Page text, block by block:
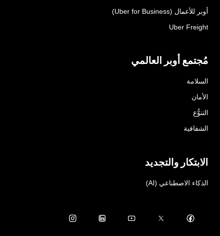
أوبر للأعمال (Uber for Business)
Uber Freight
مُجتمع أوبر العالمي
السلامة
الأمان
التنوُّع
الشفافية
الابتكار والتجديد
الذكاء الاصطناعي (AI)